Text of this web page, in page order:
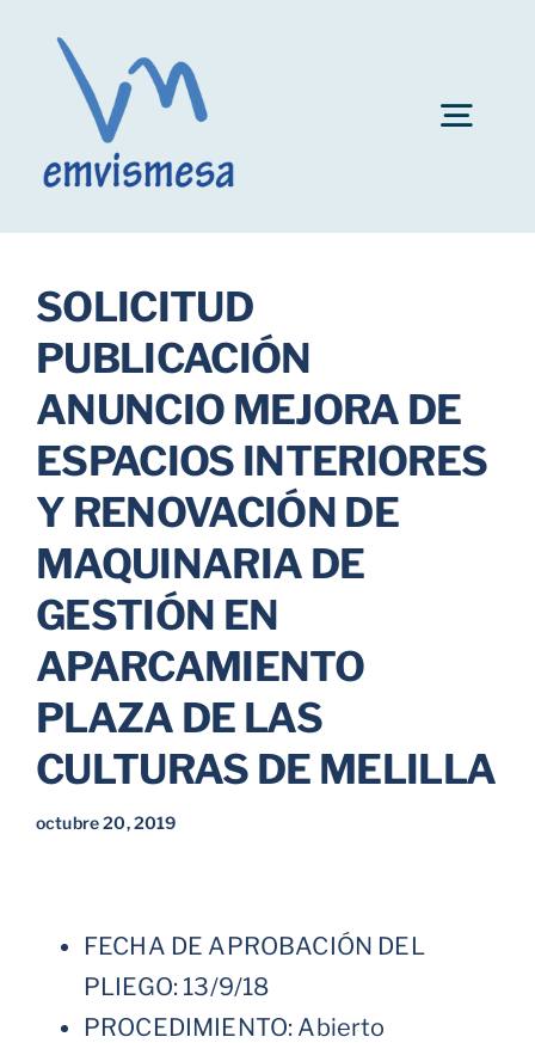
content
Ayuda al alquiler
Fianzas de inmuebles
Bonificaciones
Parkings
Promociones
SOLICITUD
PUBLICACIÓN
ANUNCIO MEJORA DE
ESPACIOS INTERIORES
Y RENOVACIÓN DE
MAQUINARIA DE
GESTIÓN EN
APARCAMIENTO
PLAZA DE LAS
CULTURAS DE MELILLA
octubre 20, 2019
FECHA DE APROBACIÓN DEL
PLIEGO: 13/9/18
PROCEDIMIENTO: Abierto